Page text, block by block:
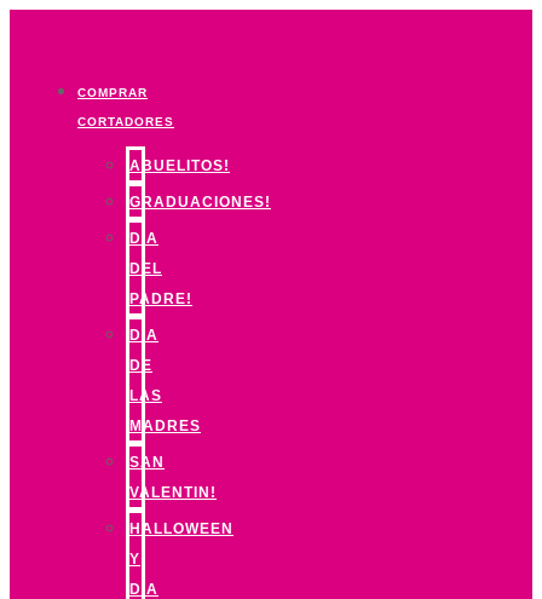
COMPRAR
CORTADORES
ABUELITOS!
GRADUACIONES!
DIA
DEL
PADRE!
DIA
DE
LAS
MADRES
SAN
VALENTIN!
HALLOWEEN
Y
DIA